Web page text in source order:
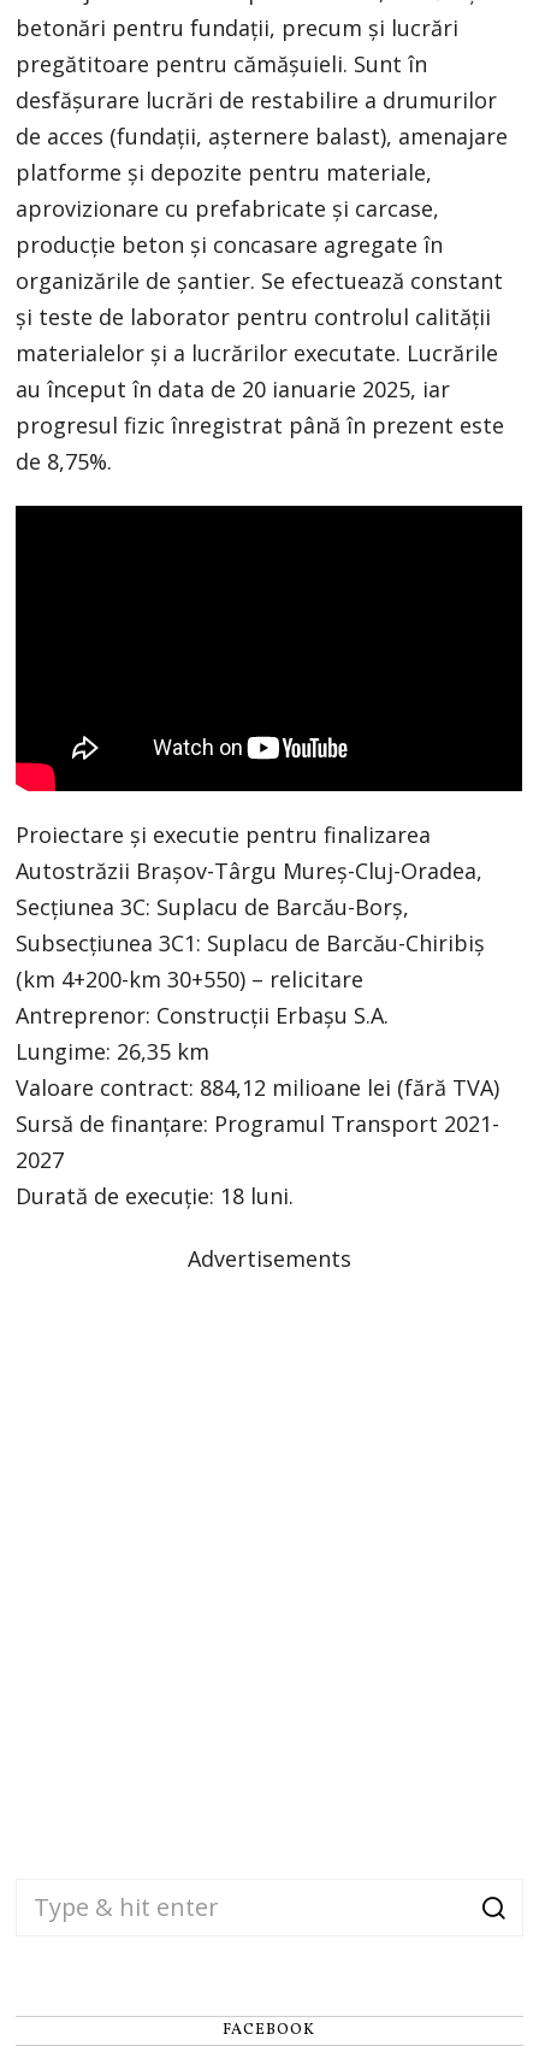
betonări pentru fundații, precum și lucrări
pregătitoare pentru cămășuieli. Sunt în
desfășurare lucrări de restabilire a drumurilor
de acces (fundații, așternere balast), amenajare
platforme și depozite pentru materiale,
aprovizionare cu prefabricate și carcase,
producție beton și concasare agregate în
organizările de șantier. Se efectuează constant
și teste de laborator pentru controlul calității
materialelor și a lucrărilor executate. Lucrările
au început în data de 20 ianuarie 2025, iar
progresul fizic înregistrat până în prezent este
de 8,75%.
Proiectare și executie pentru finalizarea
Autostrăzii Brașov-Târgu Mureș-Cluj-Oradea,
Secțiunea 3C: Suplacu de Barcău-Borș,
Subsecțiunea 3C1: Suplacu de Barcău-Chiribiș
(km 4+200-km 30+550) – relicitare
Antreprenor: Construcții Erbașu S.A.
Lungime: 26,35 km
Valoare contract: 884,12 milioane lei (fără TVA)
Sursă de finanțare: Programul Transport 2021-
2027
Durată de execuție: 18 luni.
Advertisements
FACEBOOK